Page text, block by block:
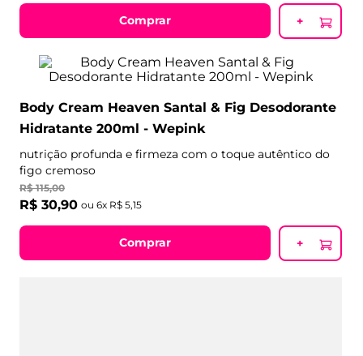
Comprar +
Body Cream Heaven Santal & Fig Desodorante
Hidratante 200ml - Wepink
nutrição profunda e firmeza com o toque autêntico do
figo cremoso
R$ 115,00
R$ 30,90 ou 6x R$ 5,15
Comprar +